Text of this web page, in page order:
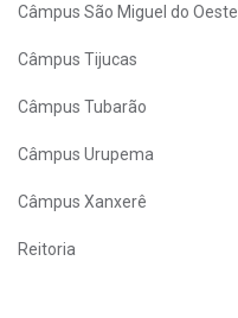
Câmpus São Miguel do Oeste
Câmpus Tijucas
Câmpus Tubarão
Câmpus Urupema
Câmpus Xanxerê
Reitoria